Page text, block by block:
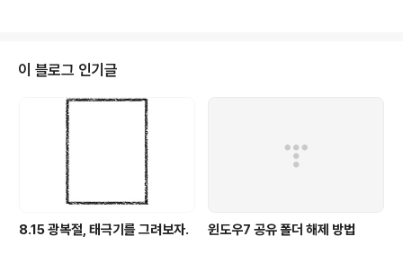
각각의 위치에서 어떤 감정으로 어떤 행동을 하는지 이해
하고 느낄 수는 있었지만, 안타깝게도 이미 헐리우드 영화
에서 보여주었던 것들이기에 조금은 아쉬웠습니다. 물론
그 부분을 매워주는 부산 특유의 말투는 재밌었습니다. ^^;
그리고 전반적으로 느껴졌던 점이 스펙타클한 재난 상황의
표현보다 등장인물들의 드라마에 비중..
이 블로그 인기글
8.15 광복절, 태극기를 그려보자. 윈도우7 공유 폴더 해제 방법